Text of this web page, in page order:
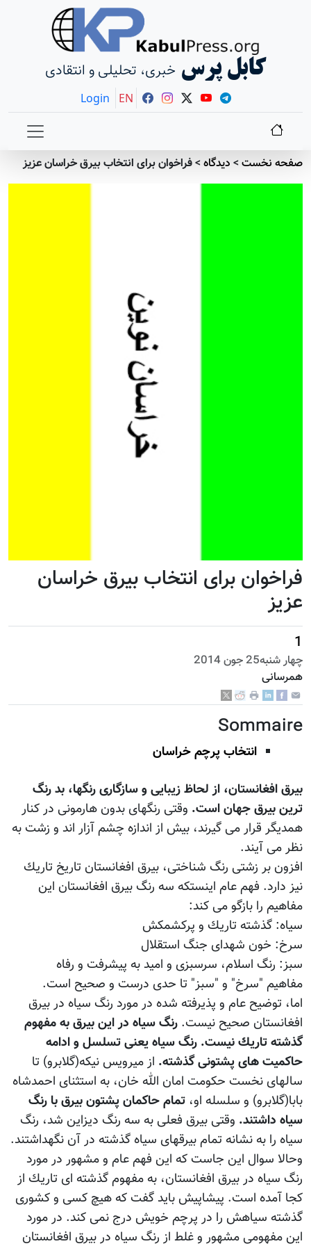
کابل پرس خبری، تحلیلی و انتقادی
Login EN
صفحه نخست> دیدگاه>فراخوان برای انتخاب بیرق خراسان عزیز
فراخوان برای انتخاب بیرق خراسان
عزیز
1
چهار شنبه25 جون 2014
همرسانی
Sommaire
انتخاب پرچم خراسان
بيرق افغانستان، از لحاظ زيبايى و سازگارى رنگها، بد رنگ
ترين بيرق جهان است. وقتى رنگهاى بدون هارمونى در كنار
همديگر قرار مى گيرند، بيش از اندازه چشم آزار اند و زشت به
نظر مى آيند.
افزون بر زشتى رنگ شناختى، بيرق افغانستان تاريخ تاريك
نيز دارد. فهم عام اينستكه سه رنگ بيرق افغانستان اين
مفاهيم را بازگو مى كند:
سياه: گذشته تاريك و پركشمكش
سرخ: خون شهداى جنگ استقلال
سبز: رنگ اسلام، سرسبزى و اميد به پيشرفت و رفاه
مفاهيم "سرخ" و "سبز" تا حدى درست و صحيح است.
اما، توضيح عام و پذيرفته شده در مورد رنگ سياه در بيرق
افغانستان صحيح نيست. رنگ سياه در اين بيرق به مفهوم
گذشته تاريك نيست. رنگ سياه يعنى تسلسل و ادامه
حاكميت هاى پشتونى گذشته. از ميرويس نيكه(گلابرو) تا
سالهاى نخست حكومت امان الله خان، به استثناى احمدشاه
بابا(گلابرو) و سلسله او، تمام حاكمان پشتون بيرق با رنگ
سياه داشتند. وقتى بيرق فعلى به سه رنگ ديزاين شد، رنگ
سياه را به نشانه تمام بيرقهاى سياه گذشته در آن نگهداشتند.
وحالا سوال اين جاست كه اين فهم عام و مشهور در مورد
رنگ سياه در بيرق افغانستان، به مفهوم گذشته اى تاريك از
كجا آمده است. پيشاپيش بايد گفت كه هيچ كسى و كشورى
گذشته سياهش را در پرچم خويش درج نمى كند. در مورد
اين مفهومى مشهور و غلط از رنگ سياه در بيرق افغانستان